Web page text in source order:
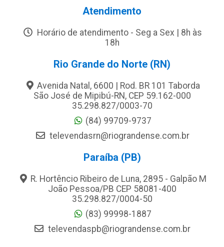
Atendimento
Horário de atendimento - Seg a Sex | 8h às
18h
Rio Grande do Norte (RN)
Avenida Natal, 6600 | Rod. BR 101 Taborda
São José de Mipibú-RN, CEP 59.162-000
35.298.827/0003-70
(84) 99709-9737
televendasrn@riograndense.com.br
Paraíba (PB)
R. Hortêncio Ribeiro de Luna, 2895 - Galpão M
João Pessoa/PB CEP 58081-400
35.298.827/0004-50
(83) 99998-1887
televendaspb@riograndense.com.br